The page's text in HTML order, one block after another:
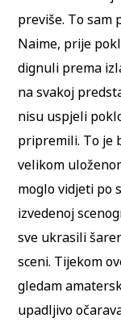
previše. To
Naime, prije
dignuli prema
na svakoj
nisu uspjeli
pripremili. To je
velikom
moglo vidjeti po
izvedenoj
sve ukrasili
sceni. Tijekom
gledam
upadljivo